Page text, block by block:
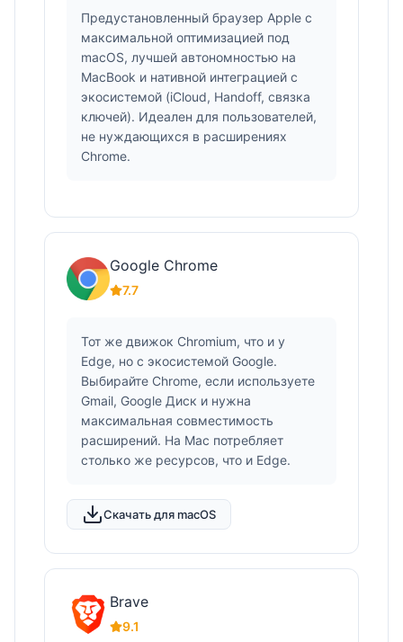
Предустановленный браузер Apple с
максимальной оптимизацией под
macOS, лучшей автономностью на
MacBook и нативной интеграцией с
экосистемой (iCloud, Handoff, связка
ключей). Идеален для пользователей,
не нуждающихся в расширениях
Chrome.
Google Chrome
7.7
Тот же движок Chromium, что и у
Edge, но с экосистемой Google.
Выбирайте Chrome, если используете
Gmail, Google Диск и нужна
максимальная совместимость
расширений. На Mac потребляет
столько же ресурсов, что и Edge.
Скачать для macOS
Brave
9.1